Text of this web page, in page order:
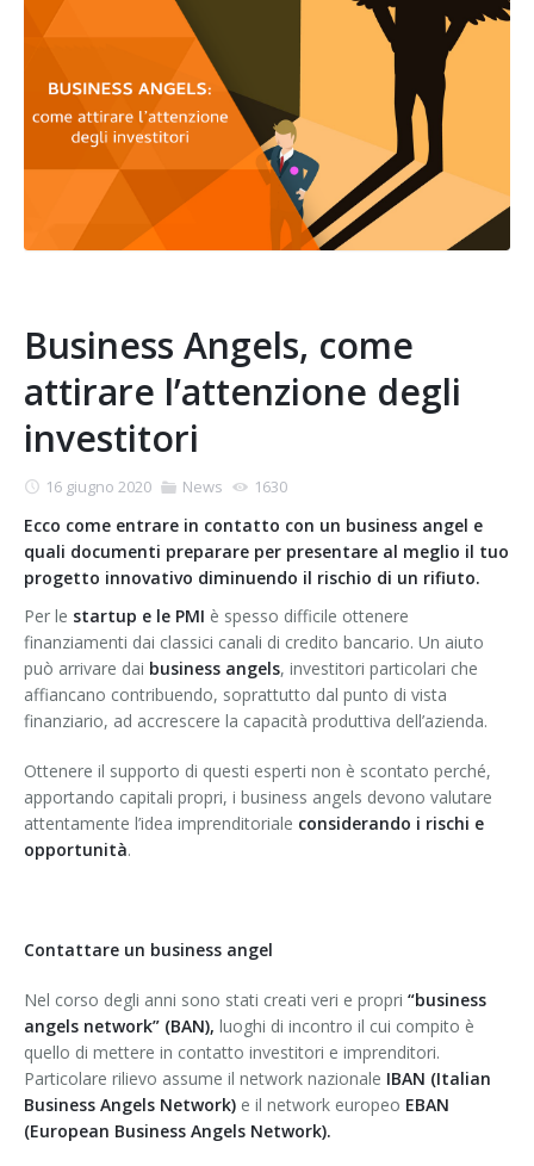
Business Angels, come
attirare l’attenzione degli
investitori
16 giugno 2020 News 1630
Ecco come entrare in contatto con un business angel e
quali documenti preparare per presentare al meglio il tuo
progetto innovativo diminuendo il rischio di un rifiuto.
Per le startup e le PMI è spesso difficile ottenere
finanziamenti dai classici canali di credito bancario. Un aiuto
può arrivare dai business angels, investitori particolari che
affiancano contribuendo, soprattutto dal punto di vista
finanziario, ad accrescere la capacità produttiva dell’azienda.
Ottenere il supporto di questi esperti non è scontato perché,
apportando capitali propri, i business angels devono valutare
attentamente l’idea imprenditoriale considerando i rischi e
opportunità.
Contattare un business angel
Nel corso degli anni sono stati creati veri e propri “business
angels network” (BAN), luoghi di incontro il cui compito è
quello di mettere in contatto investitori e imprenditori.
Particolare rilievo assume il network nazionale IBAN (Italian
Business Angels Network) e il network europeo EBAN
(European Business Angels Network).